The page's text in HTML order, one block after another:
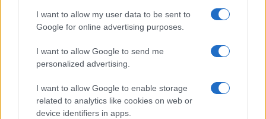
I want to allow my user data to be sent to
Google for online advertising purposes.
I want to allow Google to send me
personalized advertising.
I want to allow Google to enable storage
related to analytics like cookies on web or
device identifiers in apps.
Cosmetici cooling: la nuova tendenza beauty in Cina
per l’estate 2026
Camilla Fiore · 9 Ago 2026